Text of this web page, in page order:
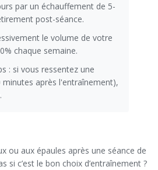
par un échauffement de 5-
post-séance.
le volume de votre
chaque semaine.
: si vous ressentez une
minutes après l'entraînement),
ou aux épaules après une séance de
si c’est le bon choix d’entraînement ?